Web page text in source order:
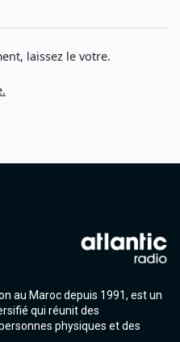
laissez le votre.
au Maroc depuis 1991, est un
qui réunit des
physiques et des